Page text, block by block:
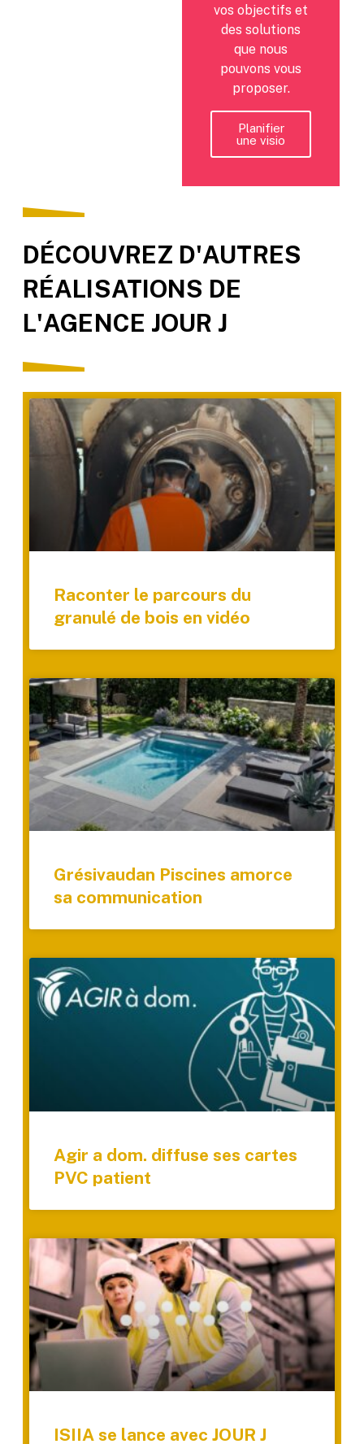
vos objectifs et
des solutions
que nous
pouvons vous
proposer.
Planifier
une visio
DÉCOUVREZ D'AUTRES
RÉALISATIONS DE
L'AGENCE JOUR J
Raconter le parcours du
granulé de bois en vidéo
Grésivaudan Piscines amorce
sa communication
Agir a dom. diffuse ses cartes
PVC patient
ISIIA se lance avec JOUR J